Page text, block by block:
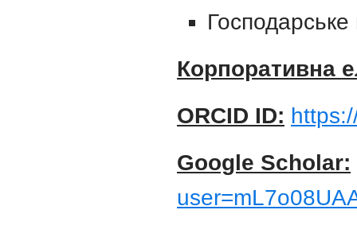
Корпоративна
ORCID ID:
Google Scholar: